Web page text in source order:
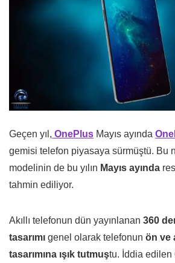
Geçen yıl, OnePlus Mayıs ayında
gemisi telefon piyasaya sürmüştü. Bu
modelinin de bu yılın Mayıs ayında
tahmin ediliyor.
Akıllı telefonun dün yayınlanan 360
tasarımı genel olarak telefonun ön ve
tasarımına ışık tutmuştu. İddia edilen